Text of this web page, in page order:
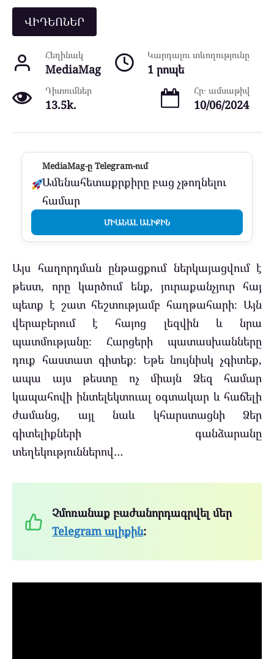
ՎԻԴԵՈՆԵՐ
Հեղինակ
MediaMag
Կարդալու տևողությունը
1 րոպե
Դիտումներ
13.5k.
Հր․ ամսաթիվ
10/06/2024
MediaMag-ը Telegram-ում
Ամենահետաքրքիրը բաց չթողնելու
համար
ՄԻԱՆԱԼ ԱԼԻՔԻՆ
Այս հաղորդման ընթացքում ներկայացվում է
թեստ, որը կարծում ենք, յուրաքանչյուր հայ
պետք է շատ հեշտությամբ հաղթահարի։ Այն
վերաբերում է հայոց լեզվին և նրա
պատմությանը։ Հարցերի պատասխանները
դուք հաստատ գիտեք։ Եթե նույնիսկ չգիտեք,
ապա այս թեստը ոչ միայն Ձեզ համար
կապահովի ինտելեկտուալ օգտակար և հաճելի
ժամանց, այլ նաև կհարստացնի Ձեր
գիտելիքների գանձարանը
տեղեկություններով…
Չմոռանաք բաժանորդագրվել մեր
Telegram ալիքին: